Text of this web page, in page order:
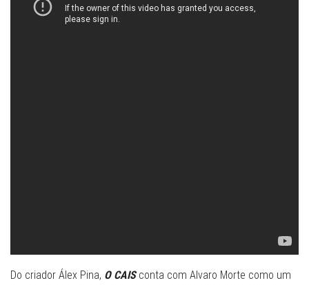
Do criador Álex Pina, O CAISconta com Alvaro Morte como um